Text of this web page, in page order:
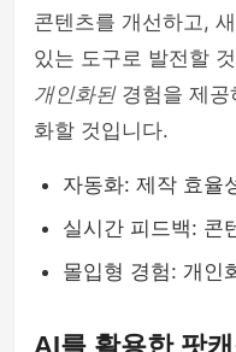
콘텐츠를 개선하고,
있는 도구로 발전할
개인화된경험을 제공
화할 것입니다.
자동화: 제작 효율
실시간 피드백: 콘
몰입형 경험: 개인
AI를 활용한 팟